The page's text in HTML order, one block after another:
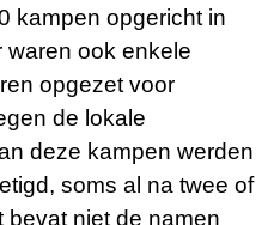
kampen opgericht in
waren ook enkele
opgezet voor
de lokale
deze kampen werden
soms al na twee of
bevat niet de namen